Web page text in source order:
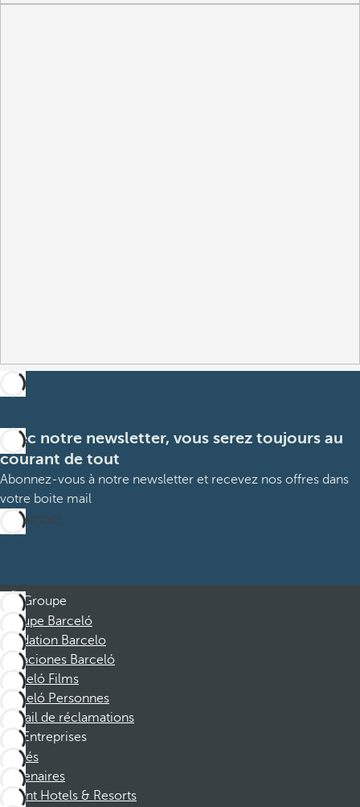
Avec notre newsletter, vous serez toujours au
courant de tout
Abonnez-vous à notre newsletter et recevez nos offres dans
votre boite mail
M’abonner
Groupe
Groupe Barceló
Fondation Barcelo
Vacaciones Barceló
Barceló Films
Barceló Personnes
Portail de réclamations
Entreprises
Affiliés
Partenaires
Dorint Hotels & Resorts